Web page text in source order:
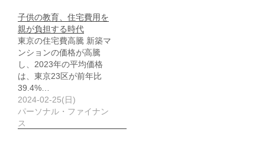
子供の教育、住宅費用を
親が負担する時代
東京の住宅費高騰 新築マ
ンションの価格が高騰
し、2023年の平均価格
は、東京23区が前年比
39.4%…
2024-02-25(日)
パーソナル・ファイナン
ス